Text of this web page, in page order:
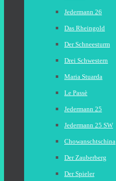
Jedermann 26
Das Rheingold
Der Schneesturm
Drei Schwestern
Maria Stuarda
Le Passè
Jedermann 25
Jedermann 25 SW
Chowanschtschina
Der Zauberberg
Der Spieler